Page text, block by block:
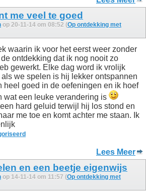
me veel te goed
op 20-11-14 om 08:52 (Op ontdekking met
waarin ik voor het eerst weer zonder
ontdekking dat ik nog nooit zo
gewerkt. Elke dag word ik vrolijk
we spelen is hij lekker ontspannen
heel goed in de oefeningen en ik hoef
wat een leuke verandering is
hard geluid terwijl hij los stond en
me toe en komt achter me staan. Ik
Lees Meer
en een beetje eigenwijs
op 14-11-14 om 11:57 (Op ontdekking met